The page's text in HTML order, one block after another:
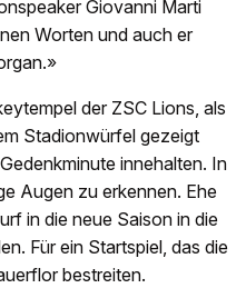
Giovanni Marti
Worten und auch er
der ZSC Lions, als
Stadionwürfel gezeigt
innehalten. In
Augen zu erkennen. Ehe
in die neue Saison in die
Für ein Startspiel, das die
bestreiten.